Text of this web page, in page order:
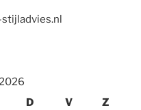
D V Z